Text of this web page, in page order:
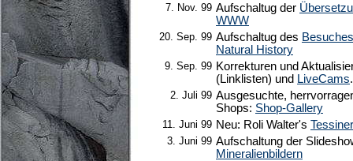
7. Nov. 99 Aufschaltug der
WWW
20. Sep. 99 Aufschaltug des
Natural History
9. Sep. 99 Korrekturen und
(Linklisten) und LiveCams.
2. Juli 99 Ausgesuchte,
Shops: Shop-Gallery
11. Juni 99 Neu: Roli Walter's
3. Juni 99 Aufschaltung der
Mineralienbildern